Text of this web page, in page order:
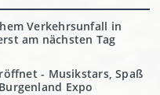
Verkehrsunfall in
am nächsten Tag
- Musikstars, Spaß
Expo